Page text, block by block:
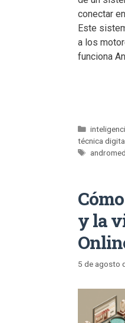
conectar
Este
a los
funciona
técnica
y la
5 de agosto